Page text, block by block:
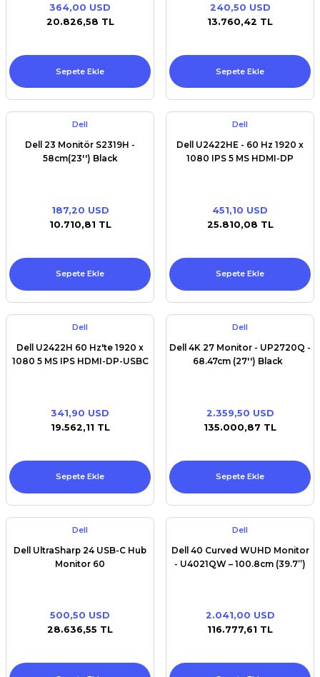
364,00 USD
20.826,58 TL
Sepete Ekle
240,50 USD
13.760,42 TL
Sepete Ekle
Dell
Dell 23 Monitör S2319H -
58cm(23'') Black
187,20 USD
10.710,81 TL
Sepete Ekle
Dell
Dell U2422HE - 60 Hz 1920 x
1080 IPS 5 MS HDMI-DP
451,10 USD
25.810,08 TL
Sepete Ekle
Dell
Dell U2422H 60 Hz'te 1920 x
1080 5 MS IPS HDMI-DP-USBC
341,90 USD
19.562,11 TL
Sepete Ekle
Dell
Dell 4K 27 Monitor - UP2720Q -
68.47cm (27'') Black
2.359,50 USD
135.000,87 TL
Sepete Ekle
Dell
Dell UltraSharp 24 USB-C Hub
Monitor 60
500,50 USD
28.636,55 TL
Dell
Dell 40 Curved WUHD Monitor
- U4021QW – 100.8cm (39.7’’)
2.041,00 USD
116.777,61 TL